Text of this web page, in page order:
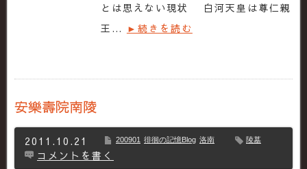
とは思えない現状 白河天皇は尊仁親
王… ►続きを読む
安樂壽院南陵
2011.10.21 200901 徘徊の記憶Blog 洛南 陵墓
コメントを書く